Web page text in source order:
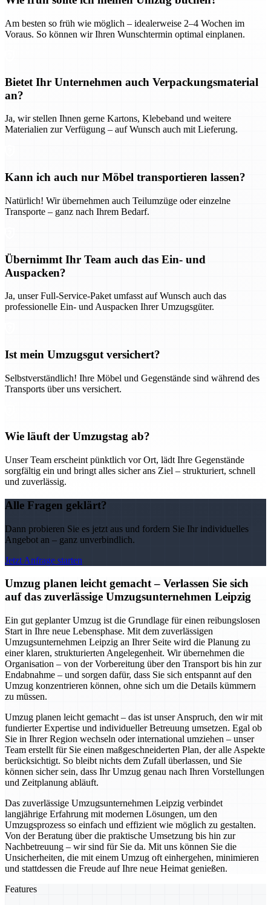
Am besten so früh wie möglich – idealerweise 2–4 Wochen im
Voraus. So können wir Ihren Wunschtermin optimal einplanen.
Bietet Ihr Unternehmen auch Verpackungsmaterial
an?
Ja, wir stellen Ihnen gerne Kartons, Klebeband und weitere
Materialien zur Verfügung – auf Wunsch auch mit Lieferung.
Kann ich auch nur Möbel transportieren lassen?
Natürlich! Wir übernehmen auch Teilumzüge oder einzelne
Transporte – ganz nach Ihrem Bedarf.
Übernimmt Ihr Team auch das Ein- und
Auspacken?
Ja, unser Full-Service-Paket umfasst auf Wunsch auch das
professionelle Ein- und Auspacken Ihrer Umzugsgüter.
Ist mein Umzugsgut versichert?
Selbstverständlich! Ihre Möbel und Gegenstände sind während des
Transports über uns versichert.
Wie läuft der Umzugstag ab?
Unser Team erscheint pünktlich vor Ort, lädt Ihre Gegenstände
sorgfältig ein und bringt alles sicher ans Ziel – strukturiert, schnell
und zuverlässig.
Alle Fragen geklärt?
Dann probieren Sie es jetzt aus und fordern Sie Ihr individuelles
Angebot an – ganz unverbindlich.
Jetzt Anfrage starten
Umzug planen leicht gemacht – Verlassen Sie sich
auf das zuverlässige Umzugsunternehmen Leipzig
Ein gut geplanter Umzug ist die Grundlage für einen reibungslosen
Start in Ihre neue Lebensphase. Mit dem zuverlässigen
Umzugsunternehmen Leipzig an Ihrer Seite wird die Planung zu
einer klaren, strukturierten Angelegenheit. Wir übernehmen die
Organisation – von der Vorbereitung über den Transport bis hin zur
Endabnahme – und sorgen dafür, dass Sie sich entspannt auf den
Umzug konzentrieren können, ohne sich um die Details kümmern
zu müssen.
Umzug planen leicht gemacht – das ist unser Anspruch, den wir mit
fundierter Expertise und individueller Betreuung umsetzen. Egal ob
Sie in Ihrer Region wechseln oder international umziehen – unser
Team erstellt für Sie einen maßgeschneiderten Plan, der alle Aspekte
berücksichtigt. So bleibt nichts dem Zufall überlassen, und Sie
können sicher sein, dass Ihr Umzug genau nach Ihren Vorstellungen
und Zeitplanung abläuft.
Das zuverlässige Umzugsunternehmen Leipzig verbindet
langjährige Erfahrung mit modernen Lösungen, um den
Umzugsprozess so einfach und effizient wie möglich zu gestalten.
Von der Beratung über die praktische Umsetzung bis hin zur
Nachbetreuung – wir sind für Sie da. Mit uns können Sie die
Unsicherheiten, die mit einem Umzug oft einhergehen, minimieren
und stattdessen die Freude auf Ihre neue Heimat genießen.
Features